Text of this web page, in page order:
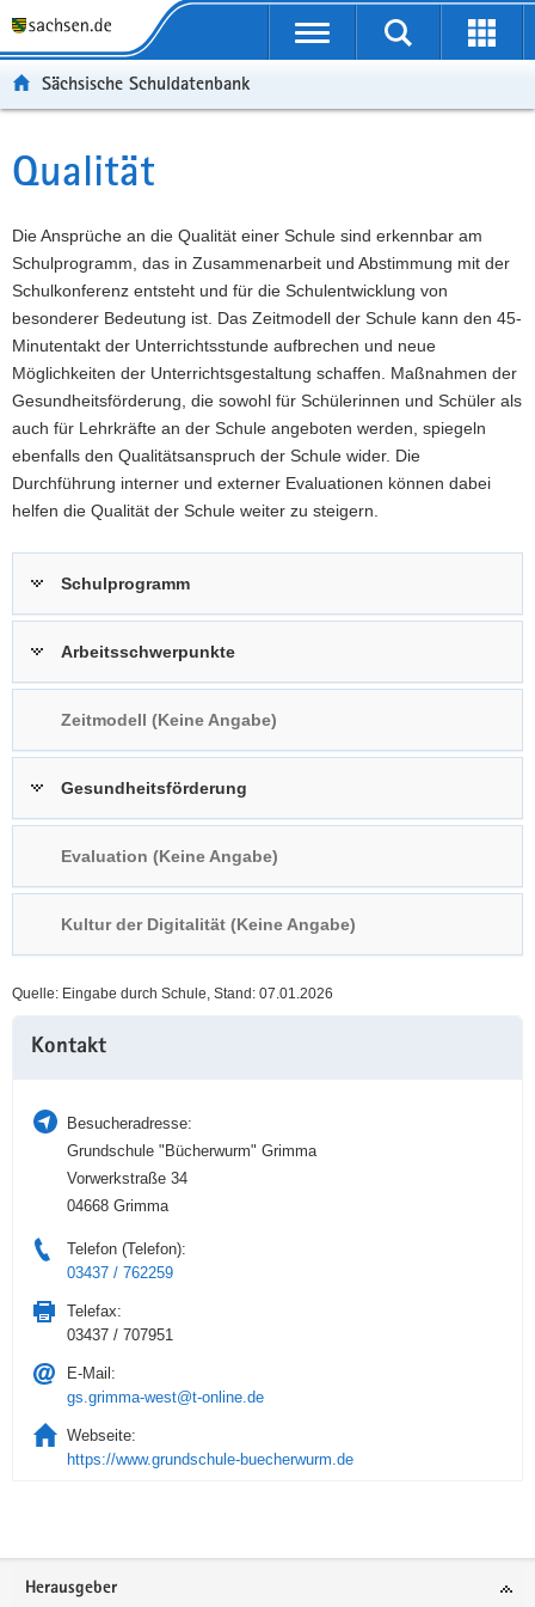
t
ü
e
r
g
r
e
i
f
e
n
d
e
i
g
o
n
r
l
a
v
i
g
a
t
i
o
n
a
t
n
h
a
l
t
W
t
r
e
I
n
f
o
r
m
a
t
i
r
i
c
e
Portalübergreifende
Suche
Sächsische Schuldatenbank
Hauptinhalt
Qualität
Die Ansprüche an die Qualität einer Schule sind erkennbar am
Schulprogramm, das in Zusammenarbeit und Abstimmung mit der
Schulkonferenz entsteht und für die Schulentwicklung von
besonderer Bedeutung ist. Das Zeitmodell der Schule kann den 45-
Minutentakt der Unterrichtsstunde aufbrechen und neue
Möglichkeiten der Unterrichtsgestaltung schaffen. Maßnahmen der
Gesundheitsförderung, die sowohl für Schülerinnen und Schüler als
auch für Lehrkräfte an der Schule angeboten werden, spiegeln
ebenfalls den Qualitätsanspruch der Schule wider. Die
Durchführung interner und externer Evaluationen können dabei
helfen die Qualität der Schule weiter zu steigern.
Schulprogramm
Arbeitsschwerpunkte
Zeitmodell (Keine Angabe)
Gesundheitsförderung
Evaluation (Keine Angabe)
Kultur der Digitalität (Keine Angabe)
Quelle: Eingabe durch Schule, Stand: 07.01.2026
Information
Kontakt
Besucheradresse:
Grundschule "Bücherwurm" Grimma
Vorwerkstraße 34
04668 Grimma
Telefon (Telefon):
03437 / 762259
Telefax:
03437 / 707951
E-Mail:
gs.grimma-west@t-online.de
Webseite:
https://www.grundschule-buecherwurm.de
Service
Herausgeber